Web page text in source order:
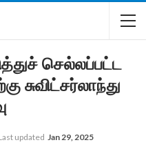
செல்லப்பட்ட
சுவிட்சர்லாந்து
updated Jan 29, 2025